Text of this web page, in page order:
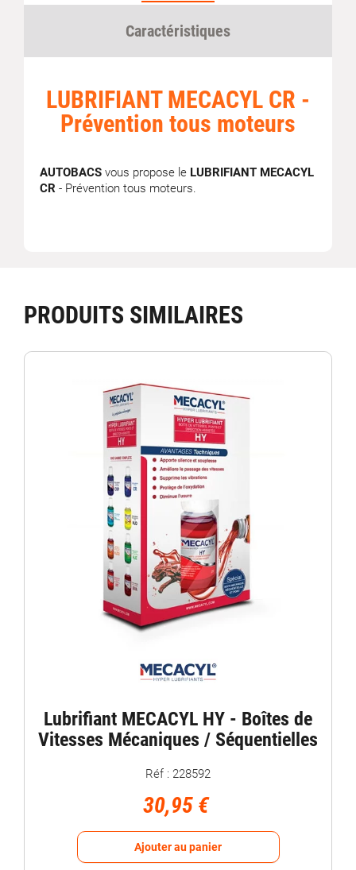
Caractéristiques
LUBRIFIANT MECACYL CR -
Prévention tous moteurs
AUTOBACS vous propose le LUBRIFIANT MECACYL
CR - Prévention tous moteurs.
PRODUITS SIMILAIRES
Lubrifiant MECACYL HY - Boîtes de
Vitesses Mécaniques / Séquentielles
Réf : 228592
30,95 €
Ajouter au panier